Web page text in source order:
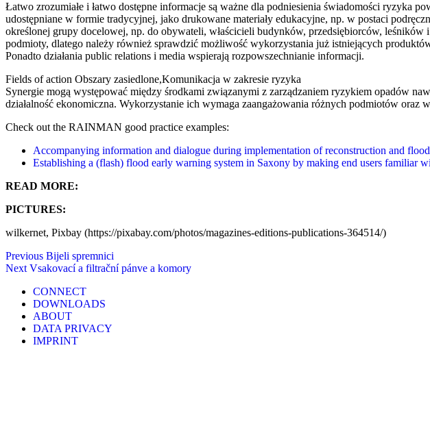
Łatwo zrozumiałe i łatwo dostępne informacje są ważne dla podniesienia świadomości ryzyka
udostępniane w formie tradycyjnej, jako drukowane materiały edukacyjne, np. w postaci
określonej grupy docelowej, np. do obywateli, właścicieli budynków, przedsiębiorców,
podmioty, dlatego należy również sprawdzić możliwość wykorzystania już istniejących
Ponadto działania public relations i media wspierają rozpowszechnianie informacji.
Fields of action Obszary zasiedlone,Komunikacja w zakresie ryzyka
Synergie mogą występować między środkami związanymi z zarządzaniem ryzykiem opadów
działalność ekonomiczna. Wykorzystanie ich wymaga zaangażowania różnych podmiotów
Check out the RAINMAN good practice examples:
Accompanying information and dialogue during implementation of reconstruction and
Establishing a (flash) flood early warning system in Saxony by making end users familiar
READ MORE:
PICTURES:
wilkernet, Pixbay (https://pixabay.com/photos/magazines-editions-publications-364514/)
Post
navigation
Previous
Post
Previous Bijeli spremnici
Next
Next Vsakovací a filtrační pánve a komory
CONNECT
DOWNLOADS
ABOUT
DATA PRIVACY
IMPRINT